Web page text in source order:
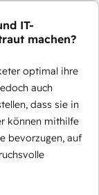
IT-
machen?
optimal ihre
auch
dass sie in
können mithilfe
bevorzugen, auf